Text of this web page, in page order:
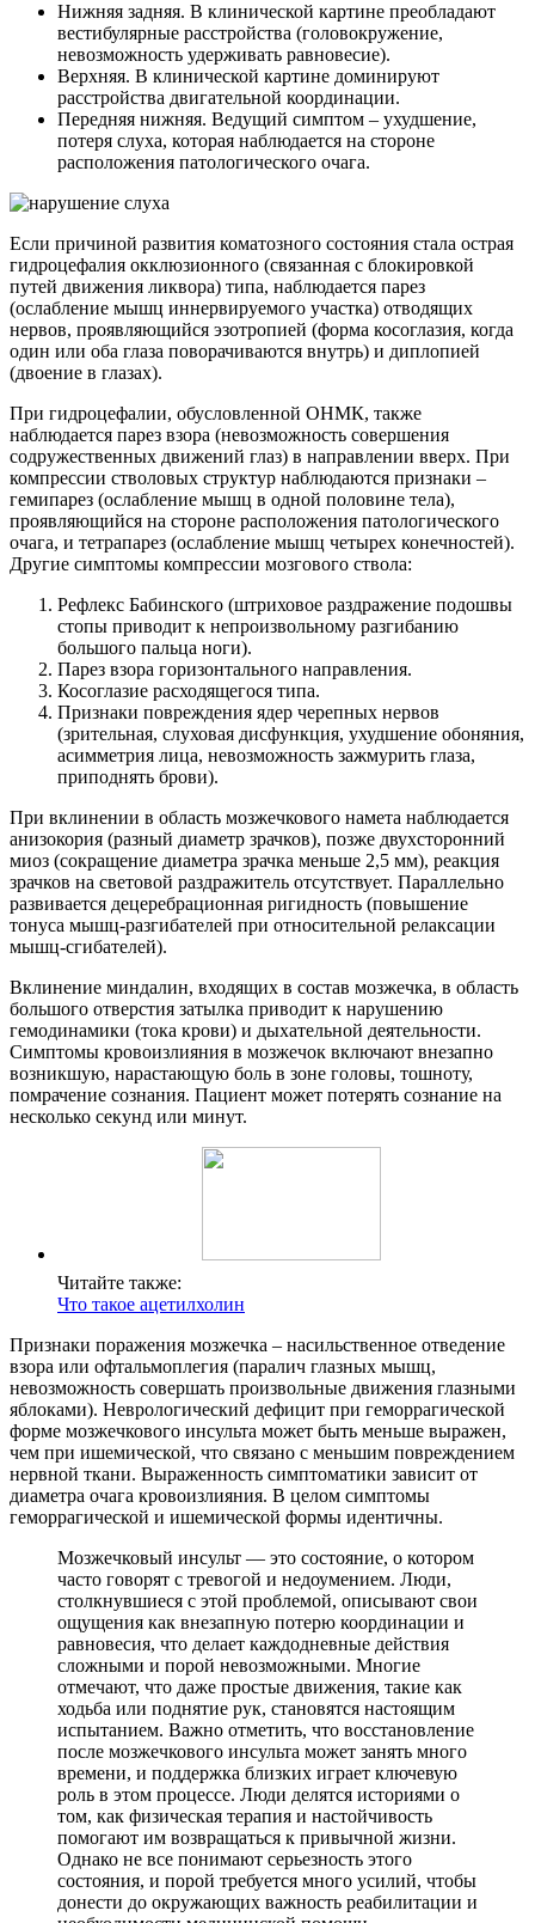
Нижняя задняя. В клинической картине преобладают
вестибулярные расстройства (головокружение,
невозможность удерживать равновесие).
Верхняя. В клинической картине доминируют
расстройства двигательной координации.
Передняя нижняя. Ведущий симптом – ухудшение,
потеря слуха, которая наблюдается на стороне
расположения патологического очага.
Если причиной развития коматозного состояния стала острая
гидроцефалия окклюзионного (связанная с блокировкой
путей движения ликвора) типа, наблюдается парез
(ослабление мышц иннервируемого участка) отводящих
нервов, проявляющийся эзотропией (форма косоглазия, когда
один или оба глаза поворачиваются внутрь) и диплопией
(двоение в глазах).
При гидроцефалии, обусловленной ОНМК, также
наблюдается парез взора (невозможность совершения
содружественных движений глаз) в направлении вверх. При
компрессии стволовых структур наблюдаются признаки –
гемипарез (ослабление мышц в одной половине тела),
проявляющийся на стороне расположения патологического
очага, и тетрапарез (ослабление мышц четырех конечностей).
Другие симптомы компрессии мозгового ствола:
Рефлекс Бабинского (штриховое раздражение подошвы
стопы приводит к непроизвольному разгибанию
большого пальца ноги).
Парез взора горизонтального направления.
Косоглазие расходящегося типа.
Признаки повреждения ядер черепных нервов
(зрительная, слуховая дисфункция, ухудшение обоняния,
асимметрия лица, невозможность зажмурить глаза,
приподнять брови).
При вклинении в область мозжечкового намета наблюдается
анизокория (разный диаметр зрачков), позже двухсторонний
миоз (сокращение диаметра зрачка меньше 2,5 мм), реакция
зрачков на световой раздражитель отсутствует. Параллельно
развивается децеребрационная ригидность (повышение
тонуса мышц-разгибателей при относительной релаксации
мышц-сгибателей).
Вклинение миндалин, входящих в состав мозжечка, в область
большого отверстия затылка приводит к нарушению
гемодинамики (тока крови) и дыхательной деятельности.
Симптомы кровоизлияния в мозжечок включают внезапно
возникшую, нарастающую боль в зоне головы, тошноту,
помрачение сознания. Пациент может потерять сознание на
несколько секунд или минут.
Читайте также:
Что такое ацетилхолин
Признаки поражения мозжечка – насильственное отведение
взора или офтальмоплегия (паралич глазных мышц,
невозможность совершать произвольные движения глазными
яблоками). Неврологический дефицит при геморрагической
форме мозжечкового инсульта может быть меньше выражен,
чем при ишемической, что связано с меньшим повреждением
нервной ткани. Выраженность симптоматики зависит от
диаметра очага кровоизлияния. В целом симптомы
геморрагической и ишемической формы идентичны.
Мозжечковый инсульт — это состояние, о котором
часто говорят с тревогой и недоумением. Люди,
столкнувшиеся с этой проблемой, описывают свои
ощущения как внезапную потерю координации и
равновесия, что делает каждодневные действия
сложными и порой невозможными. Многие
отмечают, что даже простые движения, такие как
ходьба или поднятие рук, становятся настоящим
испытанием. Важно отметить, что восстановление
после мозжечкового инсульта может занять много
времени, и поддержка близких играет ключевую
роль в этом процессе. Люди делятся историями о
том, как физическая терапия и настойчивость
помогают им возвращаться к привычной жизни.
Однако не все понимают серьезность этого
состояния, и порой требуется много усилий, чтобы
донести до окружающих важность реабилитации и